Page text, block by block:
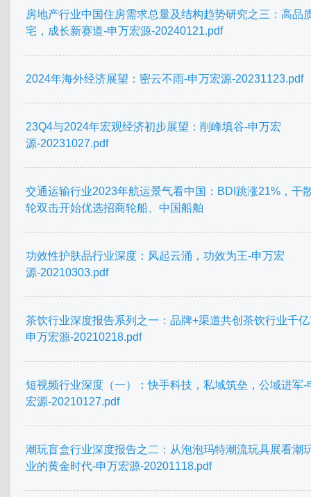
房地产行业中国住房需求总量及结构趋势研究之三：高品
宅，成长新赛道-申万宏源-20240121.pdf
2024年海外经济展望：密云不雨-申万宏源-20231123.pdf
23Q4与2024年宏观经济初步展望：削峰填谷-申万宏
源-20231027.pdf
交通运输行业2023年航运景气看中国：BDI跳涨21%，干
轮双击开始优选招商轮船、中国船舶
功效性护肤品行业深度：风起云涌，功效为王-申万宏
源-20210303.pdf
茶饮行业深度报告系列之一：品牌+渠道共创茶饮行业千
申万宏源-20210218.pdf
短视频行业深度（一）：快手科技，私域筑垒，公域进军-
宏源-20210127.pdf
潮玩盲盒行业深度报告之二：从泡泡玛特潮流玩具展看潮
业的黄金时代-申万宏源-20201118.pdf